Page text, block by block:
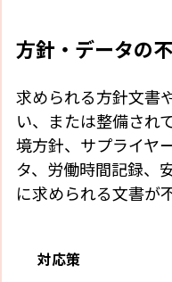
方針・データの
求められる方針文書
い、または整備され
境方針、サプライヤ
タ、労働時間記録、
に求められる文書が
対応策